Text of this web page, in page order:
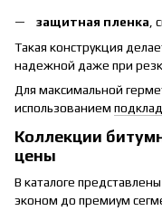
защитная пленка ,
Такая конструкция
надежной даже при
Для максимальной
использованием
Коллекции
цены
В каталоге
эконом до премиум